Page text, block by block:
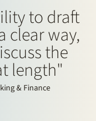
to draft
clear way,
the
length"
& Finance